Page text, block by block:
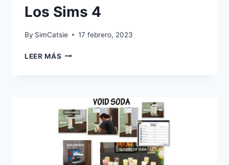
Los Sims 4
By SimCatsie 17 febrero, 2023
LEER MÁS CC:
MYSHUNOSUN
PARA
LOS
SIMS
4